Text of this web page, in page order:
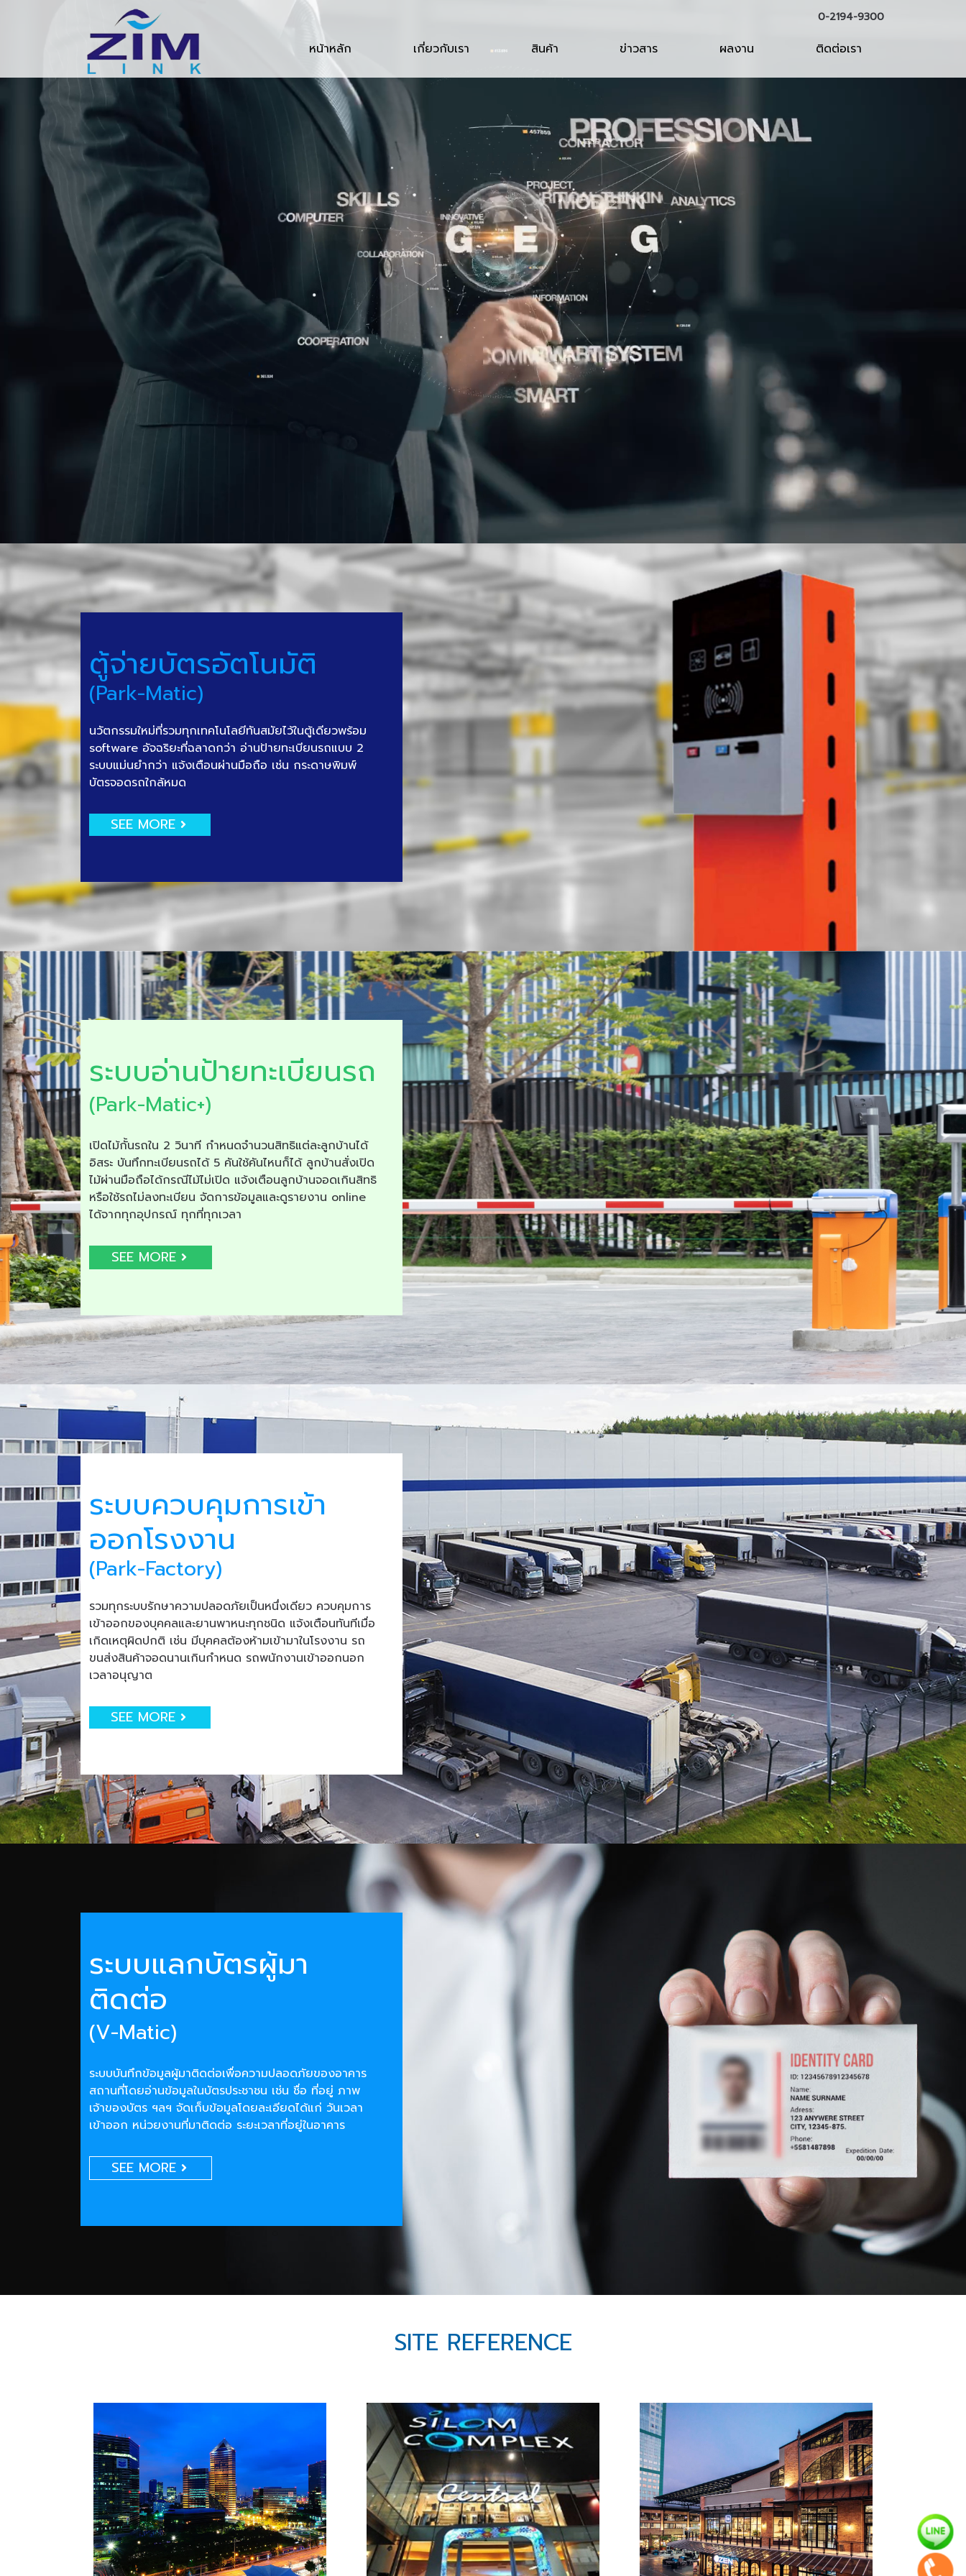
0-2194-9300
หน้าหลัก เกี่ยวกับเรา สินค้า ข่าวสาร ผลงาน ติดต่อเรา
ตู้จ่ายบัตรอัตโนมัติ
(Park-Matic)
นวัตกรรมใหม่ที่รวมทุกเทคโนโลยีทันสมัยไว้ในตู้เดียวพร้อม
software อัจฉริยะที่ฉลาดกว่า อ่านป้ายทะเบียนรถแบบ 2
ระบบแม่นยำกว่า แจ้งเตือนผ่านมือถือ เช่น กระดาษพิมพ์
บัตรจอดรถใกล้หมด
SEE MORE
ระบบอ่านป้ายทะเบียนรถ
(Park-Matic+)
เปิดไม้กั้นรถใน 2 วินาที กำหนดจำนวนสิทธิแต่ละลูกบ้านได้
อิสระ บันทึกทะเบียนรถได้ 5 คันใช้คันไหนก็ได้ ลูกบ้านสั่งเปิด
ไม้ผ่านมือถือได้กรณีไม้ไม่เปิด แจ้งเตือนลูกบ้านจอดเกินสิทธิ
หรือใช้รถไม่ลงทะเบียน จัดการข้อมูลและดูรายงาน online
ได้จากทุกอุปกรณ์ ทุกที่ทุกเวลา
SEE MORE
ระบบควบคุมการเข้า
ออกโรงงาน
(Park-Factory)
รวมทุกระบบรักษาความปลอดภัยเป็นหนึ่งเดียว ควบคุมการ
เข้าออกของบุคคลและยานพาหนะทุกชนิด แจ้งเตือนทันทีเมื่อ
เกิดเหตุผิดปกติ เช่น มีบุคคลต้องห้ามเข้ามาในโรงงาน รถ
ขนส่งสินค้าจอดนานเกินกำหนด รถพนักงานเข้าออกนอก
เวลาอนุญาต
SEE MORE
ระบบแลกบัตรผู้มา
ติดต่อ
(V-Matic)
ระบบบันทึกข้อมูลผู้มาติดต่อเพื่อความปลอดภัยของอาคาร
สถานที่โดยอ่านข้อมูลในบัตรประชาชน เช่น ชื่อ ที่อยู่ ภาพ
เจ้าของบัตร ฯลฯ จัดเก็บข้อมูลโดยละเอียดได้แก่ วันเวลา
เข้าออก หน่วยงานที่มาติดต่อ ระยะเวลาที่อยู่ในอาคาร
SEE MORE
SITE REFERENCE